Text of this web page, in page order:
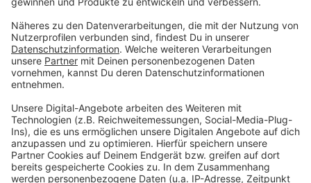
Meldung der Rheinbahn dazu
Fahrplanauskunft der Rheinbahn
Aktuelle Verkehrs-, Baustellen- und Staukarte der
Stadt Düsseldorf
Anzeige